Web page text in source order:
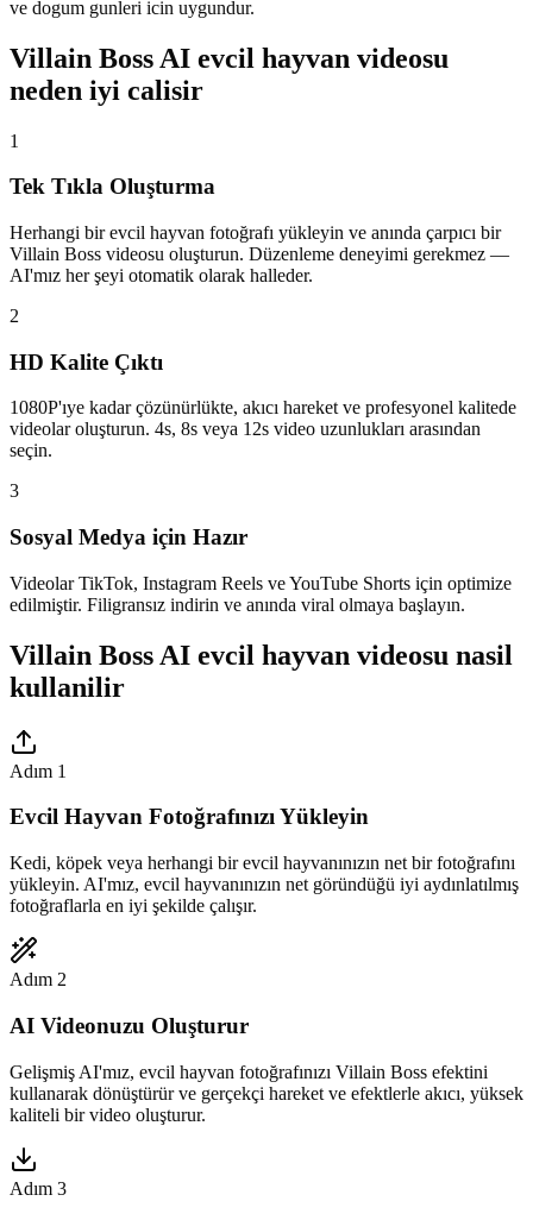
ve dogum gunleri icin uygundur.
Villain Boss AI evcil hayvan videosu
neden iyi calisir
1
Tek Tıkla Oluşturma
Herhangi bir evcil hayvan fotoğrafı yükleyin ve anında çarpıcı bir
Villain Boss videosu oluşturun. Düzenleme deneyimi gerekmez —
AI'mız her şeyi otomatik olarak halleder.
2
HD Kalite Çıktı
1080P'ıye kadar çözünürlükte, akıcı hareket ve profesyonel kalitede
videolar oluşturun. 4s, 8s veya 12s video uzunlukları arasından
seçin.
3
Sosyal Medya için Hazır
Videolar TikTok, Instagram Reels ve YouTube Shorts için optimize
edilmiştir. Filigransız indirin ve anında viral olmaya başlayın.
Villain Boss AI evcil hayvan videosu nasil
kullanilir
Adım 1
Evcil Hayvan Fotoğrafınızı Yükleyin
Kedi, köpek veya herhangi bir evcil hayvanınızın net bir fotoğrafını
yükleyin. AI'mız, evcil hayvanınızın net göründüğü iyi aydınlatılmış
fotoğraflarla en iyi şekilde çalışır.
Adım 2
AI Videonuzu Oluşturur
Gelişmiş AI'mız, evcil hayvan fotoğrafınızı Villain Boss efektini
kullanarak dönüştürür ve gerçekçi hareket ve efektlerle akıcı, yüksek
kaliteli bir video oluşturur.
Adım 3